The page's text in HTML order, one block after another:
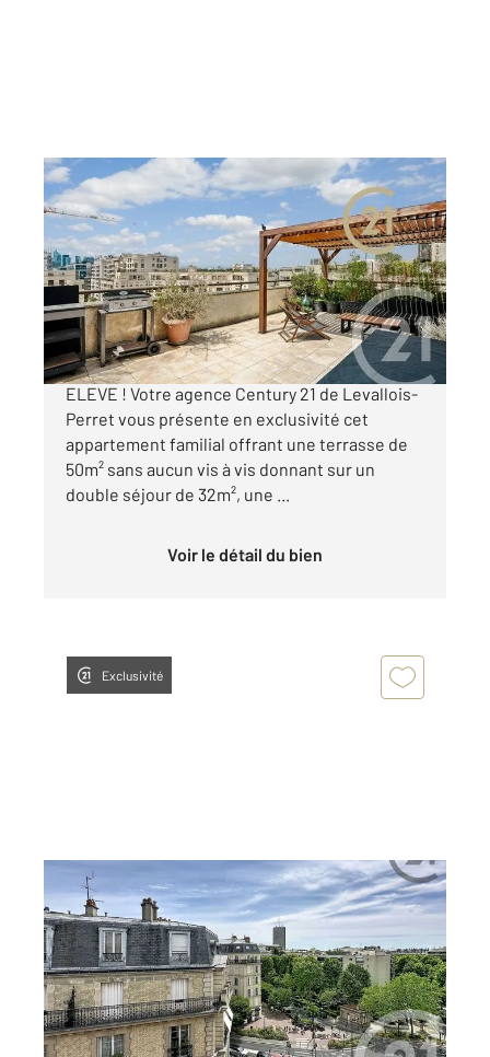
LEVALLOIS PERRET 92
77,44 m2, 4 pièces
Ref : 3198
Appartement F4 à vendre
965 000 €
4 PIECES AVEC TERRASSE DE 50m² EN ETAGE
ELEVE ! Votre agence Century 21 de Levallois-
Perret vous présente en exclusivité cet
appartement familial offrant une terrasse de
50m² sans aucun vis à vis donnant sur un
double séjour de 32m², une ...
Voir le détail du bien
Exclusivité
LEVALLOIS PERRET 92
46,20 m
, 2 pièces
Ref : 3178
Appartement F2 à vendre
535 000 €